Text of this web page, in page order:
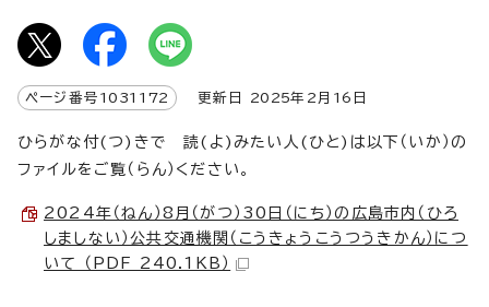
ページ番号 1031172 更新日 2025年2月 16 日
ひらがな付(つ)きで 読(よ)みたい人(ひと)は以下（いか）の
ファイルをご覧（らん）ください。
2024年（ねん）8月（がつ）30日（にち）の広島市内（ひろ
しましない）公共交通機関（こうきょうこうつうきかん）につ
いて （PDF 240.1KB）